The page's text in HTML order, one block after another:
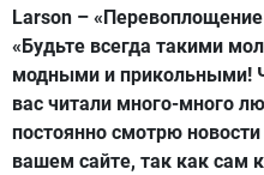
Larson – «Перевоплощение
«Будьте всегда такими
модными и прикольными!
вас читали много-много
постоянно смотрю новости
вашем сайте, так как сам